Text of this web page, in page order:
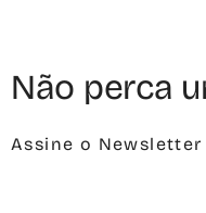
Não perca
Assine o Newsletter